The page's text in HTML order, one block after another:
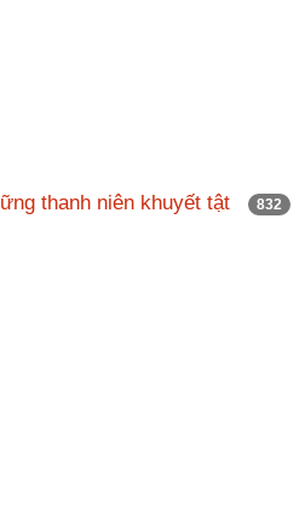
thanh niên khuyết tật 832